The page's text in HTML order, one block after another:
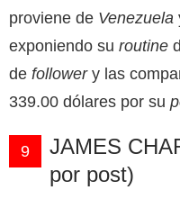
proviene de Venezuela
exponiendo su routine
de followery las
339.00 dólares por su
9
JAMES
por post)